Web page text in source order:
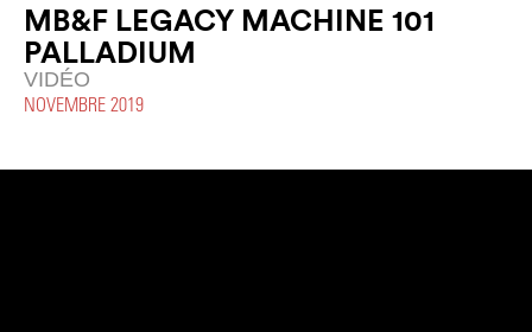
MB&F LEGACY MACHINE 101
PALLADIUM
VIDÉO
NOVEMBRE 2019